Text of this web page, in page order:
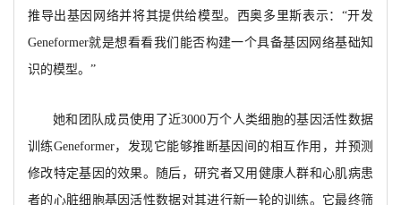
推导出基因网络并将其提供给模型。西奥多里斯表示： “开发
Geneformer就是想看看我们能否构建一个具备基因网络基础知
识的模型。”
她和团队成员使用了近3000万个人类细胞的基因活性数据
训练Geneformer，发现它能够推断基因间的相互作用，并预测
修改特定基因的效果。随后，研究者又用健康人群和心肌病患
者的心脏细胞基因活性数据对其进行新一轮的训练。它最终筛